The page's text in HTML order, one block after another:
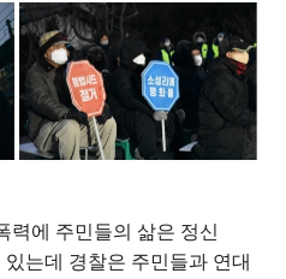
력에 주민들의 삶은 정신
는데 경찰은 주민들과 연대